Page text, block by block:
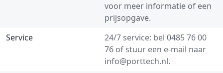
voor meer informatie of een
prijsopgave.
Service
24/7 service: bel 0485 76 00
76 of stuur een e-mail naar
info@porttech.nl.